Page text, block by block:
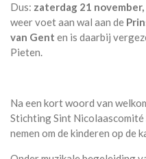
Dus: zaterdag 21 november,
weer voet aan wal aan de
van Gent en is daarbij
Pieten.
Na een kort woord van
Stichting Sint Nicolaascomité
nemen om de kinderen op de